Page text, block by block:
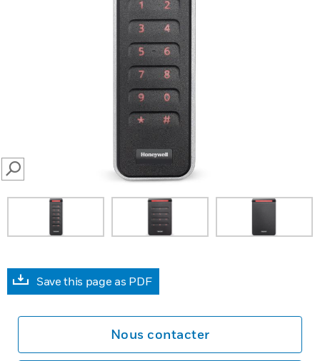
SEARCH
Save this page as PDF
Nous contacter